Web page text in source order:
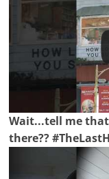
Wait...tell me
there??